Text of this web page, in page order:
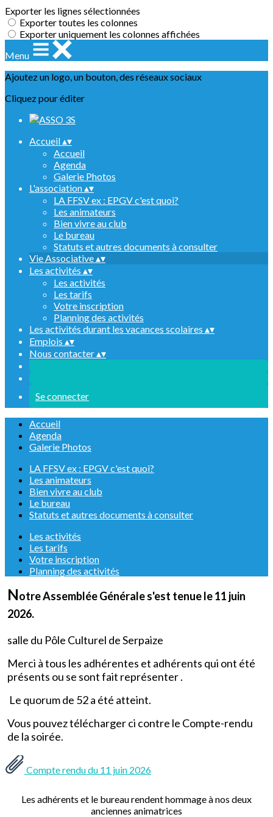
Exporter les lignes sélectionnées
Exporter toutes les colonnes
Exporter uniquement les colonnes affichées
Menu
Ajoutez un logo, un bouton, des réseaux sociaux
Cliquez pour éditer
Accueil▴▾
Accueil
Agenda
Galerie Photos
L'association▴▾
LA FFSV ex : EPGV c'est quoi?
Les animateurs
Bien vivre au club
Le bureau
Statuts et autres documents à consulter
Vie Associative▴▾
Les activités ▴▾
Les activités
Les tarifs
Votre inscription
Planning des activités
Les activités durant les vacances scolaires ▴▾
Emplois ▴▾
Nous contacter▴▾
Se connecter
Accueil
Agenda
Galerie Photos
LA FFSV ex : EPGV c'est quoi?
Les animateurs
Bien vivre au club
Le bureau
Statuts et autres documents à consulter
Les activités
Les tarifs
Votre inscription
Planning des activités
Notre Assemblée Générale s'est tenue le 11 juin
2026.
salle du Pôle Culturel de Serpaize
Merci à tous les adhérentes et adhérents qui ont été
présents ou se sont fait représenter .
Le quorum de 52 a été atteint.
Vous pouvez télécharger ci contre le Compte-rendu
de la soirée.
Compte rendu du 11 juin 2026
Les adhérents et le bureau rendent hommage à nos deux
anciennes animatrices